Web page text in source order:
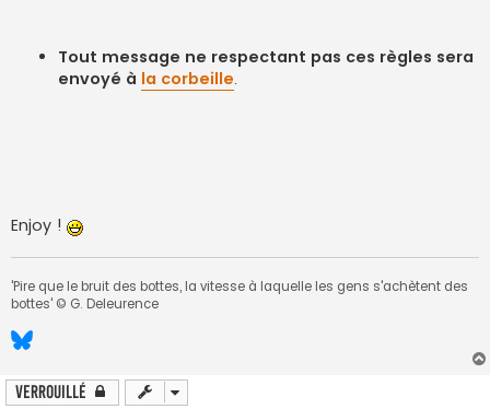
Tout message ne respectant pas ces règles sera
envoyé à la corbeille.
Enjoy !
'Pire que le bruit des bottes, la vitesse à laquelle les gens s'achètent des
bottes' © G. Deleurence
Verrouillé